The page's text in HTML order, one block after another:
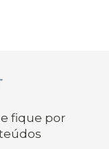
fique por